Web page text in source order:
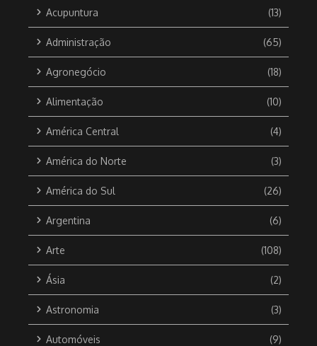
Acupuntura (13)
Administração (65)
Agronegócio (18)
Alimentação (10)
América Central (4)
América do Norte (3)
América do Sul (26)
Argentina (6)
Arte (108)
Ásia (2)
Astronomia (3)
Automóveis (9)